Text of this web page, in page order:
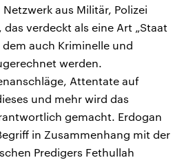
aus Militär, Polizei
verdeckt als eine Art „Staat
auch Kriminelle und
werden.
Attentate auf
und mehr wird das
gemacht. Erdogan
in Zusammenhang mit der
Predigers Fethullah